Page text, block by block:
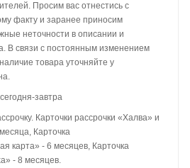
Просим вас отнестись с
факту и заранее приносим
неточности в описании и
В связи с постоянным изменением
товара уточняйте у
завтра
Карточки рассрочки «Халва» и
Карточка
карта» - 6 месяцев, Карточка
- 8 месяцев.